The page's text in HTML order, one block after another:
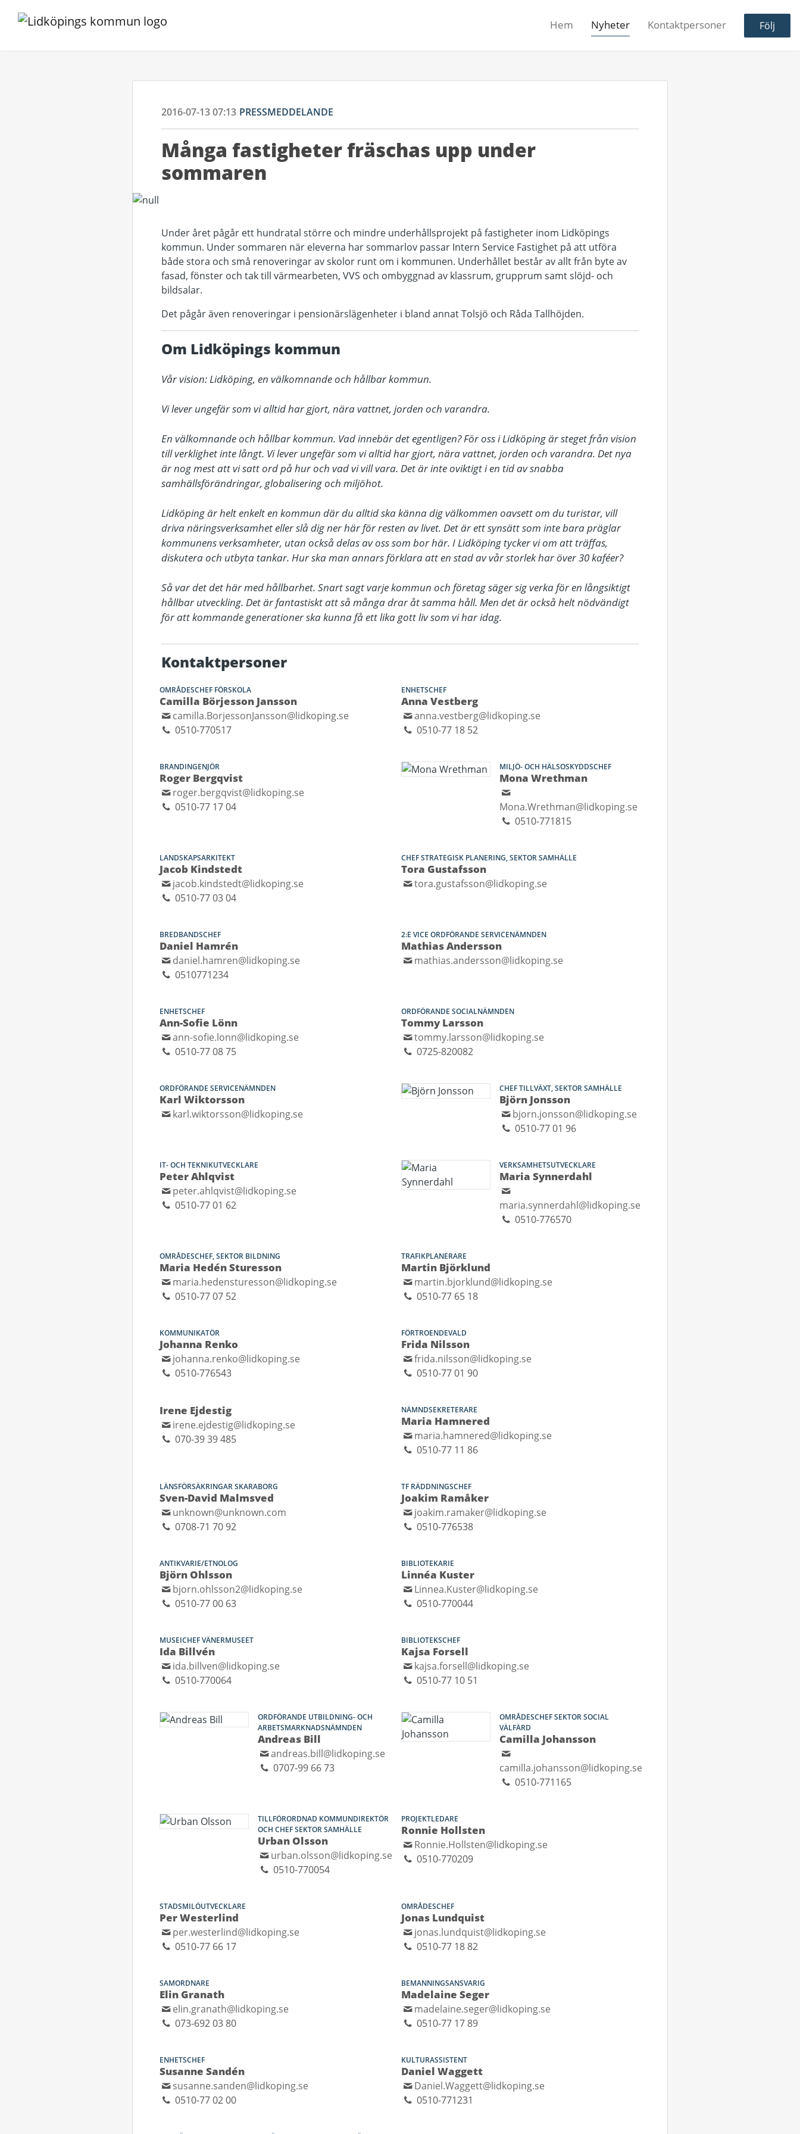
Hem Nyheter Kontaktpersoner Följ
2016-07-13 07:13 PRESSMEDDELANDE
Många fastigheter fräschas upp under
sommaren
Under året pågår ett hundratal större och mindre underhållsprojekt på fastigheter inom Lidköpings
kommun. Under sommaren när eleverna har sommarlov passar Intern Service Fastighet på att utföra
både stora och små renoveringar av skolor runt om i kommunen. Underhållet består av allt från byte av
fasad, fönster och tak till värmearbeten, VVS och ombyggnad av klassrum, grupprum samt slöjd- och
bildsalar.
Det pågår även renoveringar i pensionärslägenheter i bland annat Tolsjö och Råda Tallhöjden.
Om Lidköpings kommun
Vår vision: Lidköping, en välkomnande och hållbar kommun.
Vi lever ungefär som vi alltid har gjort, nära vattnet, jorden och varandra.
En välkomnande och hållbar kommun. Vad innebär det egentligen? För oss i Lidköping är steget från vision
till verklighet inte långt. Vi lever ungefär som vi alltid har gjort, nära vattnet, jorden och varandra. Det nya
är nog mest att vi satt ord på hur och vad vi vill vara. Det är inte oviktigt i en tid av snabba
samhällsförändringar, globalisering och miljöhot.
Lidköping är helt enkelt en kommun där du alltid ska känna dig välkommen oavsett om du turistar, vill
driva näringsverksamhet eller slå dig ner här för resten av livet. Det är ett synsätt som inte bara präglar
kommunens verksamheter, utan också delas av oss som bor här. I Lidköping tycker vi om att träffas,
diskutera och utbyta tankar. Hur ska man annars förklara att en stad av vår storlek har över 30 kaféer?
Så var det det här med hållbarhet. Snart sagt varje kommun och företag säger sig verka för en långsiktigt
hållbar utveckling. Det är fantastiskt att så många drar åt samma håll. Men det är också helt nödvändigt
för att kommande generationer ska kunna få ett lika gott liv som vi har idag.
Kontaktpersoner
OMRÅDESCHEF FÖRSKOLA
Camilla Börjesson Jansson
camilla.BorjessonJansson@lidkoping.se
0510-770517
ENHETSCHEF
Anna Vestberg
anna.vestberg@lidkoping.se
0510-77 18 52
BRANDINGENJÖR
Roger Bergqvist
roger.bergqvist@lidkoping.se
0510-77 17 04
MILJÖ- OCH HÄLSOSKYDDSCHEF
Mona Wrethman
Mona.Wrethman@lidkoping.se
0510-771815
LANDSKAPSARKITEKT
Jacob Kindstedt
jacob.kindstedt@lidkoping.se
0510-77 03 04
CHEF STRATEGISK PLANERING, SEKTOR SAMHÄLLE
Tora Gustafsson
tora.gustafsson@lidkoping.se
BREDBANDSCHEF
Daniel Hamrén
daniel.hamren@lidkoping.se
0510771234
2:E VICE ORDFÖRANDE SERVICENÄMNDEN
Mathias Andersson
mathias.andersson@lidkoping.se
ENHETSCHEF
Ann-Sofie Lönn
ann-sofie.lonn@lidkoping.se
0510-77 08 75
ORDFÖRANDE SOCIALNÄMNDEN
Tommy Larsson
tommy.larsson@lidkoping.se
0725-820082
ORDFÖRANDE SERVICENÄMNDEN
Karl Wiktorsson
karl.wiktorsson@lidkoping.se
CHEF TILLVÄXT, SEKTOR SAMHÄLLE
Björn Jonsson
bjorn.jonsson@lidkoping.se
0510-77 01 96
IT- OCH TEKNIKUTVECKLARE
Peter Ahlqvist
peter.ahlqvist@lidkoping.se
0510-77 01 62
VERKSAMHETSUTVECKLARE
Maria Synnerdahl
maria.synnerdahl@lidkoping.se
0510-776570
OMRÅDESCHEF, SEKTOR BILDNING
Maria Hedén Sturesson
maria.hedensturesson@lidkoping.se
0510-77 07 52
TRAFIKPLANERARE
Martin Björklund
martin.bjorklund@lidkoping.se
0510-77 65 18
KOMMUNIKATÖR
Johanna Renko
johanna.renko@lidkoping.se
0510-776543
FÖRTROENDEVALD
Frida Nilsson
frida.nilsson@lidkoping.se
0510-77 01 90
Irene Ejdestig
irene.ejdestig@lidkoping.se
070-39 39 485
NÄMNDSEKRETERARE
Maria Hamnered
maria.hamnered@lidkoping.se
0510-77 11 86
LÄNSFÖRSÄKRINGAR SKARABORG
Sven-David Malmsved
unknown@unknown.com
0708-71 70 92
TF RÄDDNINGSCHEF
Joakim Ramåker
joakim.ramaker@lidkoping.se
0510-776538
ANTIKVARIE/ETNOLOG
Björn Ohlsson
bjorn.ohlsson2@lidkoping.se
0510-77 00 63
BIBLIOTEKARIE
Linnéa Kuster
Linnea.Kuster@lidkoping.se
0510-770044
MUSEICHEF VÄNERMUSEET
Ida Billvén
ida.billven@lidkoping.se
0510-770064
BIBLIOTEKSCHEF
Kajsa Forsell
kajsa.forsell@lidkoping.se
0510-77 10 51
ORDFÖRANDE UTBILDNING- OCH
ARBETSMARKNADSNÄMNDEN
Andreas Bill
andreas.bill@lidkoping.se
0707-99 66 73
OMRÅDESCHEF SEKTOR SOCIAL
VÄLFÄRD
Camilla Johansson
camilla.johansson@lidkoping.se
0510-771165
TILLFÖRORDNAD KOMMUNDIREKTÖR
OCH CHEF SEKTOR SAMHÄLLE
Urban Olsson
urban.olsson@lidkoping.se
0510-770054
PROJEKTLEDARE
Ronnie Hollsten
Ronnie.Hollsten@lidkoping.se
0510-770209
STADSMILÖUTVECKLARE
Per Westerlind
per.westerlind@lidkoping.se
0510-77 66 17
OMRÅDESCHEF
Jonas Lundquist
jonas.lundquist@lidkoping.se
0510-77 18 82
SAMORDNARE
Elin Granath
elin.granath@lidkoping.se
073-692 03 80
BEMANNINGSANSVARIG
Madelaine Seger
madelaine.seger@lidkoping.se
0510-77 17 89
ENHETSCHEF
Susanne Sandén
susanne.sanden@lidkoping.se
0510-77 02 00
KULTURASSISTENT
Daniel Waggett
Daniel.Waggett@lidkoping.se
0510-771231